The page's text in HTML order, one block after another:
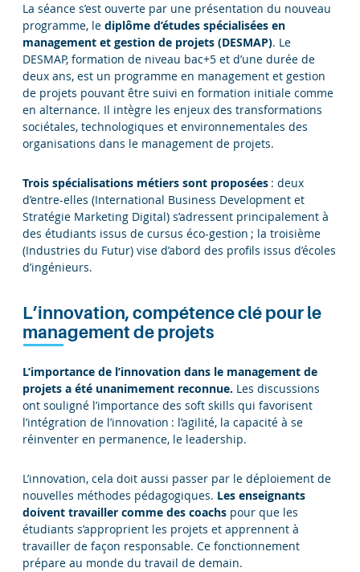
La séance s’est ouverte par une présentation du nouveau
programme, le diplôme d’études spécialisées en
management et gestion de projets (DESMAP). Le
DESMAP, formation de niveau bac+5 et d’une durée de
deux ans, est un programme en management et gestion
de projets pouvant être suivi en formation initiale comme
en alternance. Il intègre les enjeux des transformations
sociétales, technologiques et environnementales des
organisations dans le management de projets.
Trois spécialisations métiers sont proposées : deux
d’entre-elles (International Business Development et
Stratégie Marketing Digital) s’adressent principalement à
des étudiants issus de cursus éco-gestion ; la troisième
(Industries du Futur) vise d’abord des profils issus d’écoles
d’ingénieurs.
L’innovation, compétence clé pour le
management de projets
L’importance de l’innovation dans le management de
projets a été unanimement reconnue. Les discussions
ont souligné l’importance des soft skills qui favorisent
l’intégration de l’innovation : l’agilité, la capacité à se
réinventer en permanence, le leadership.
L’innovation, cela doit aussi passer par le déploiement de
nouvelles méthodes pédagogiques. Les enseignants
doivent travailler comme des coachs pour que les
étudiants s’approprient les projets et apprennent à
travailler de façon responsable. Ce fonctionnement
prépare au monde du travail de demain.